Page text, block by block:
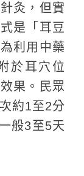
灸，但實
是「耳豆
利用中藥
於耳穴位
果。民眾
約1至2分
般3至5天